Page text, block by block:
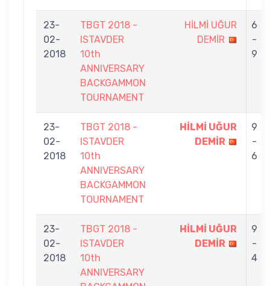
23-
02-
2018
TBGT 2018 -
ISTAVDER
10th
ANNIVERSARY
BACKGAMMON
TOURNAMENT
HİLMİ UĞUR
DEMİR
6
-
9
23-
02-
2018
TBGT 2018 -
ISTAVDER
10th
ANNIVERSARY
BACKGAMMON
TOURNAMENT
HİLMİ UĞUR
DEMİR
9
-
6
23-
02-
2018
TBGT 2018 -
ISTAVDER
10th
ANNIVERSARY
HİLMİ UĞUR
DEMİR
9
-
4